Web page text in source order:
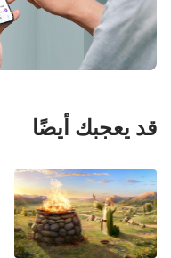
قد يعجبك أيضًا